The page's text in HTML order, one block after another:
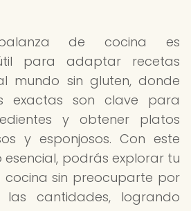
de cocina es
para adaptar recetas
mundo sin gluten, donde
exactas son clave para
y obtener platos
y esponjosos. Con este
podrás explorar tu
sin preocuparte por
las cantidades, logrando